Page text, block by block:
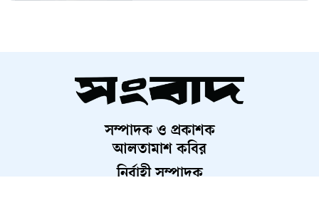
আটক ৩ নারী
শেখ হাসিনার অডিও বার্তা নিয়ে যা
বললেন আইনমন্ত্রী
সম্পাদক ও প্রকাশক
আলতামাশ কবির
নির্বাহী সম্পাদক